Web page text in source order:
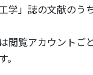
学」誌の文献の
閲覧アカウント